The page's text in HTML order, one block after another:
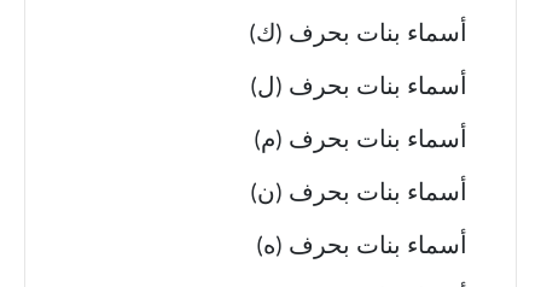
أسماء بنات بحرف (ك)
أسماء بنات بحرف (ل)
أسماء بنات بحرف (م)
أسماء بنات بحرف (ن)
أسماء بنات بحرف (ه)